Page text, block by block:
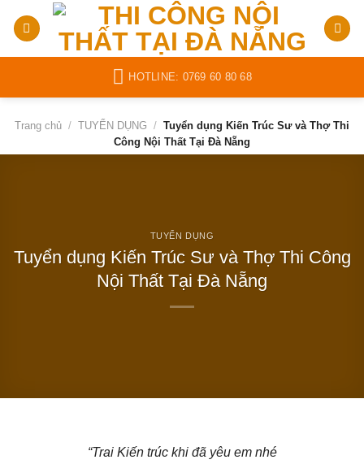
qua
HOTLINE: 0769 60 80 68
Trang chủ / TUYỂN DỤNG / Tuyển dụng Kiến Trúc Sư và Thợ Thi
Công Nội Thất Tại Đà Nẵng
TUYỂN DỤNG
Tuyển dụng Kiến Trúc Sư và Thợ Thi Công
Nội Thất Tại Đà Nẵng
“Trai Kiến trúc khi đã yêu em nhé